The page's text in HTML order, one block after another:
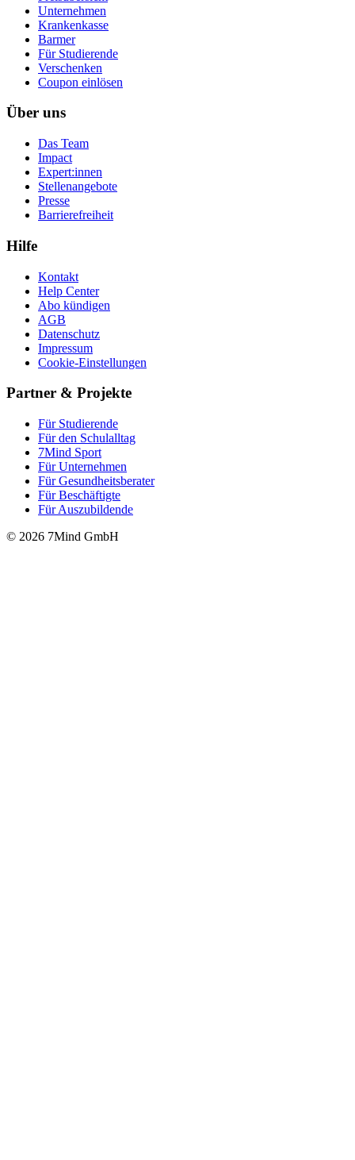
Unternehmen
Krankenkasse
Barmer
Für Studierende
Ver­schen­ken
Coupon einlösen
Über uns
Das Team
Impact
Expert:innen
Stellenangebote
Presse
Barrierefreiheit
Hilfe
Kontakt
Help Center
Abo kündigen
AGB
Datenschutz
Impressum
Cookie-Einstellungen
Partner & Projekte
Für Stu­die­rende
Für den Schulalltag
7Mind Sport
Für Unter­neh­men
Für Gesund­heits­be­ra­ter
Für Beschäftigte
Für Auszubildende
© 2026 7Mind GmbH